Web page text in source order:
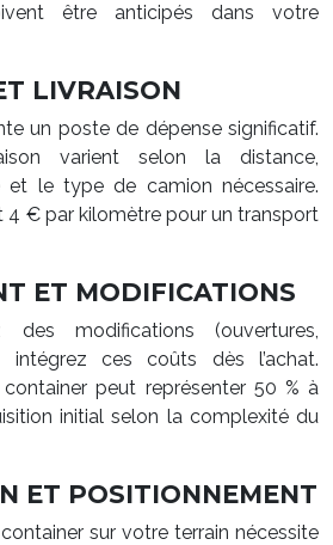
être anticipés dans votre
LIVRAISON
un poste de dépense significatif.
varient selon la distance,
et le type de camion nécessaire.
€ par kilomètre pour un transport
ET MODIFICATIONS
modifications (ouvertures,
intégrez ces coûts dès l’achat.
container peut représenter 50 % à
initial selon la complexité du
ET POSITIONNEMENT
sur votre terrain nécessite